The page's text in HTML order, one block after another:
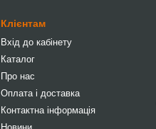
Клієнтам
Вхід до кабінету
Каталог
Про нас
Оплата і доставка
Контактна інформація